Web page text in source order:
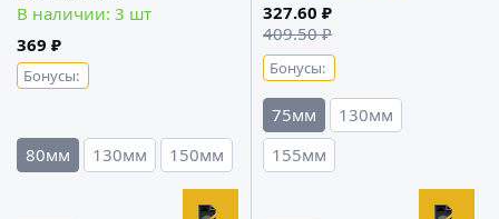
В наличии: 3 шт
369 ₽
Бонусы:
80мм 130мм 150мм
327.60 ₽
409.50 ₽
Бонусы:
75мм
130мм
155мм